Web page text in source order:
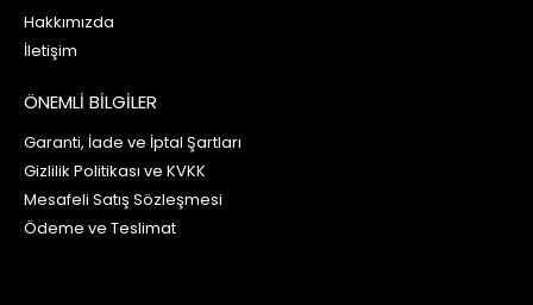
Hakkımızda
İletişim
ÖNEMLİ BİLGİLER
Garanti, İade ve İptal Şartları
Gizlilik Politikası ve KVKK
Mesafeli Satış Sözleşmesi
Ödeme ve Teslimat